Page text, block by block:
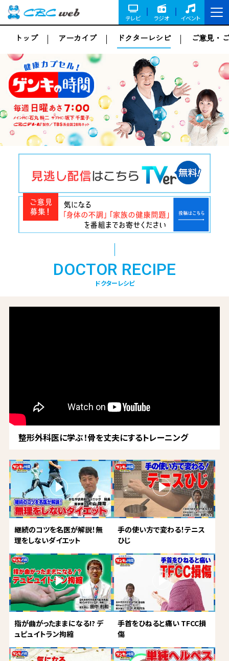
テレビ ラジオ イベント
トップ アーカイブ ドクターレシピ ご意見・
DOCTOR RECIPE
ドクターレシピ
整形外科医に学ぶ！骨を丈夫にするトレーニング
継続のコツを名医が解説！無
理をしないダイエット
手の使い方で変わる！テニス
ひじ
指が曲がったままになる!? デ
ュピュイトラン拘縮
手首をひねると痛い TFCC損
傷